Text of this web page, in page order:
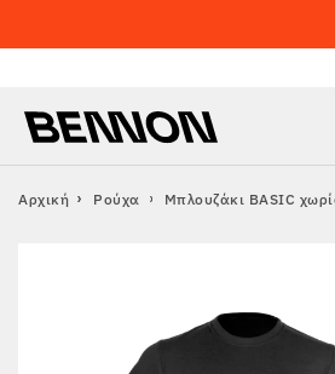
Αρχική Ρούχα Μπλουζάκι BASIC